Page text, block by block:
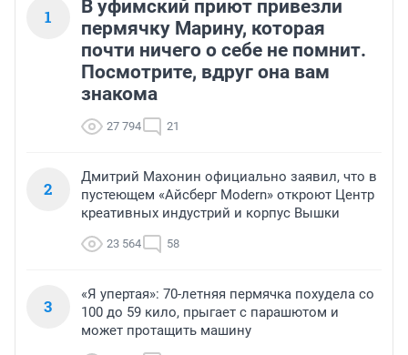
1
В уфимский приют привезли
пермячку Марину, которая
почти ничего о себе не помнит.
Посмотрите, вдруг она вам
знакома
27 794 21
2
Дмитрий Махонин официально заявил, что в
пустеющем «Айсберг Modern» откроют Центр
креативных индустрий и корпус Вышки
23 564 58
3
«Я упертая»: 70-летняя пермячка похудела со
100 до 59 кило, прыгает с парашютом и
может протащить машину